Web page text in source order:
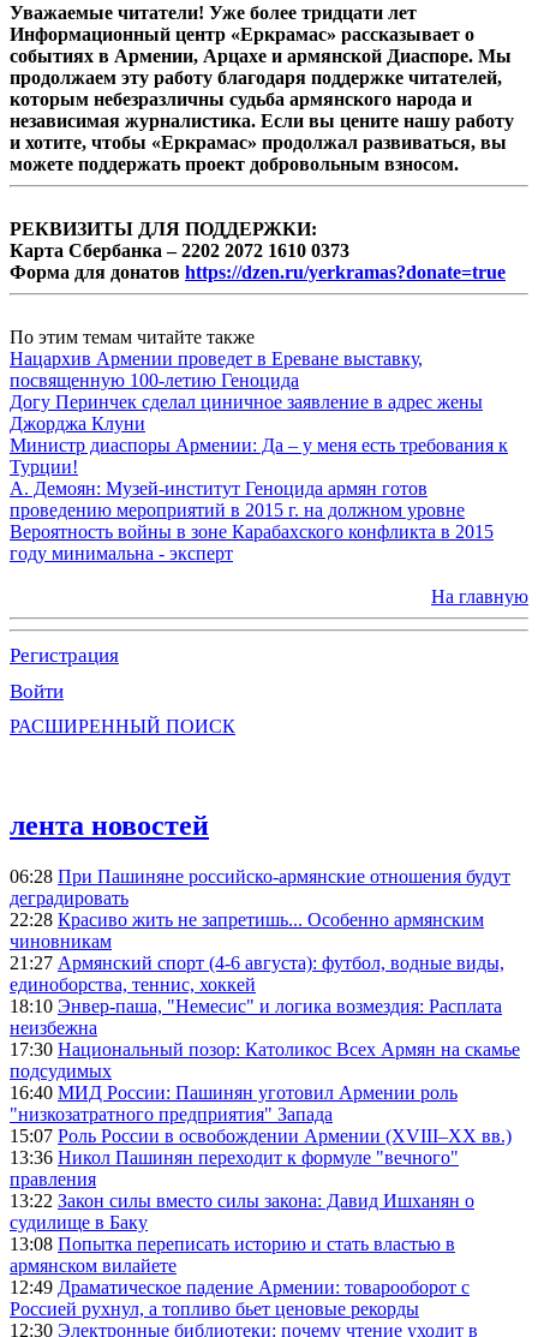
Уважаемые читатели! Уже более тридцати лет
Информационный центр «Еркрамас» рассказывает о
событиях в Армении, Арцахе и армянской Диаспоре. Мы
продолжаем эту работу благодаря поддержке читателей,
которым небезразличны судьба армянского народа и
независимая журналистика. Если вы цените нашу работу
и хотите, чтобы «Еркрамас» продолжал развиваться, вы
можете поддержать проект добровольным взносом.
РЕКВИЗИТЫ ДЛЯ ПОДДЕРЖКИ:
Карта Сбербанка – 2202 2072 1610 0373
Форма для донатов https://dzen.ru/yerkramas?donate=true
По этим темам читайте также
Нацархив Армении проведет в Ереване выставку,
посвященную 100-летию Геноцида
Догу Перинчек сделал циничное заявление в адрес жены
Джорджа Клуни
Министр диаспоры Армении: Да – у меня есть требования к
Турции!
А. Демоян: Музей-институт Геноцида армян готов
проведению мероприятий в 2015 г. на должном уровне
Вероятность войны в зоне Карабахского конфликта в 2015
году минимальна - эксперт
На главную
Регистрация
Войти
РАСШИРЕННЫЙ ПОИСК
лента новостей
06:28 При Пашиняне российско-армянские отношения будут
деградировать
22:28 Красиво жить не запретишь... Особенно армянским
чиновникам
21:27 Армянский спорт (4-6 августа): футбол, водные виды,
единоборства, теннис, хоккей
18:10 Энвер-паша, "Немесис" и логика возмездия: Расплата
неизбежна
17:30 Национальный позор: Католикос Всех Армян на скамье
подсудимых
16:40 МИД России: Пашинян уготовил Армении роль
"низкозатратного предприятия" Запада
15:07 Роль России в освобождении Армении (XVIII–XX вв.)
13:36 Никол Пашинян переходит к формуле "вечного"
правления
13:22 Закон силы вместо силы закона: Давид Ишханян о
судилище в Баку
13:08 Попытка переписать историю и стать властью в
армянском вилайете
12:49 Драматическое падение Армении: товарооборот с
Россией рухнул, а топливо бьет ценовые рекорды
12:30 Электронные библиотеки: почему чтение уходит в